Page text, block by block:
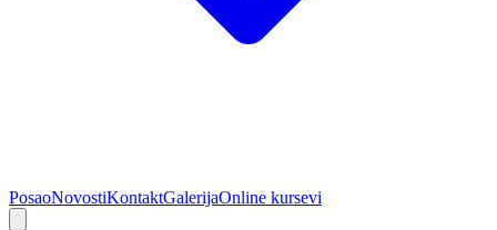
PosaoNovostiKontaktGalerijaOnline kursevi